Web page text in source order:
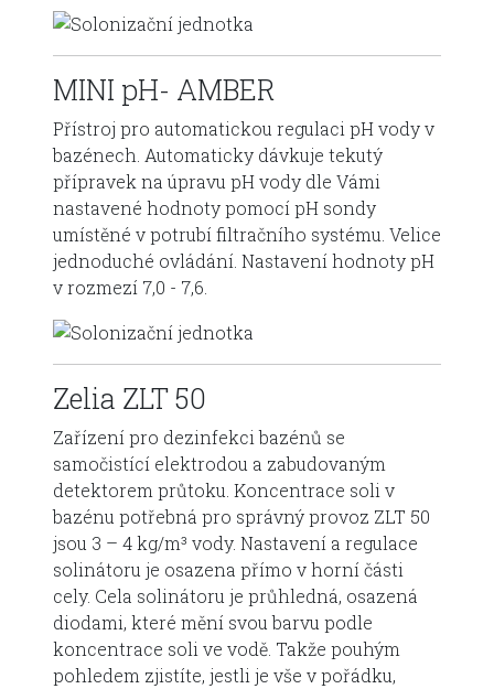
MINI pH- AMBER
Přístroj pro automatickou regulaci pH vody v
bazénech. Automaticky dávkuje tekutý
přípravek na úpravu pH vody dle Vámi
nastavené hodnoty pomocí pH sondy
umístěné v potrubí filtračního systému. Velice
jednoduché ovládání. Nastavení hodnoty pH
v rozmezí 7,0 - 7,6.
Zelia ZLT 50
Zařízení pro dezinfekci bazénů se
samočistící elektrodou a zabudovaným
detektorem průtoku. Koncentrace soli v
bazénu potřebná pro správný provoz ZLT 50
jsou 3 – 4 kg/m³ vody. Nastavení a regulace
solinátoru je osazena přímo v horní části
cely. Cela solinátoru je průhledná, osazená
diodami, které mění svou barvu podle
koncentrace soli ve vodě. Takže pouhým
pohledem zjistíte, jestli je vše v pořádku,